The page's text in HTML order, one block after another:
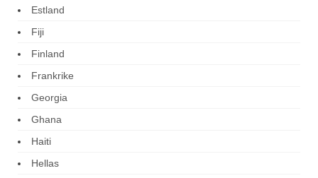
Estland
Fiji
Finland
Frankrike
Georgia
Ghana
Haiti
Hellas